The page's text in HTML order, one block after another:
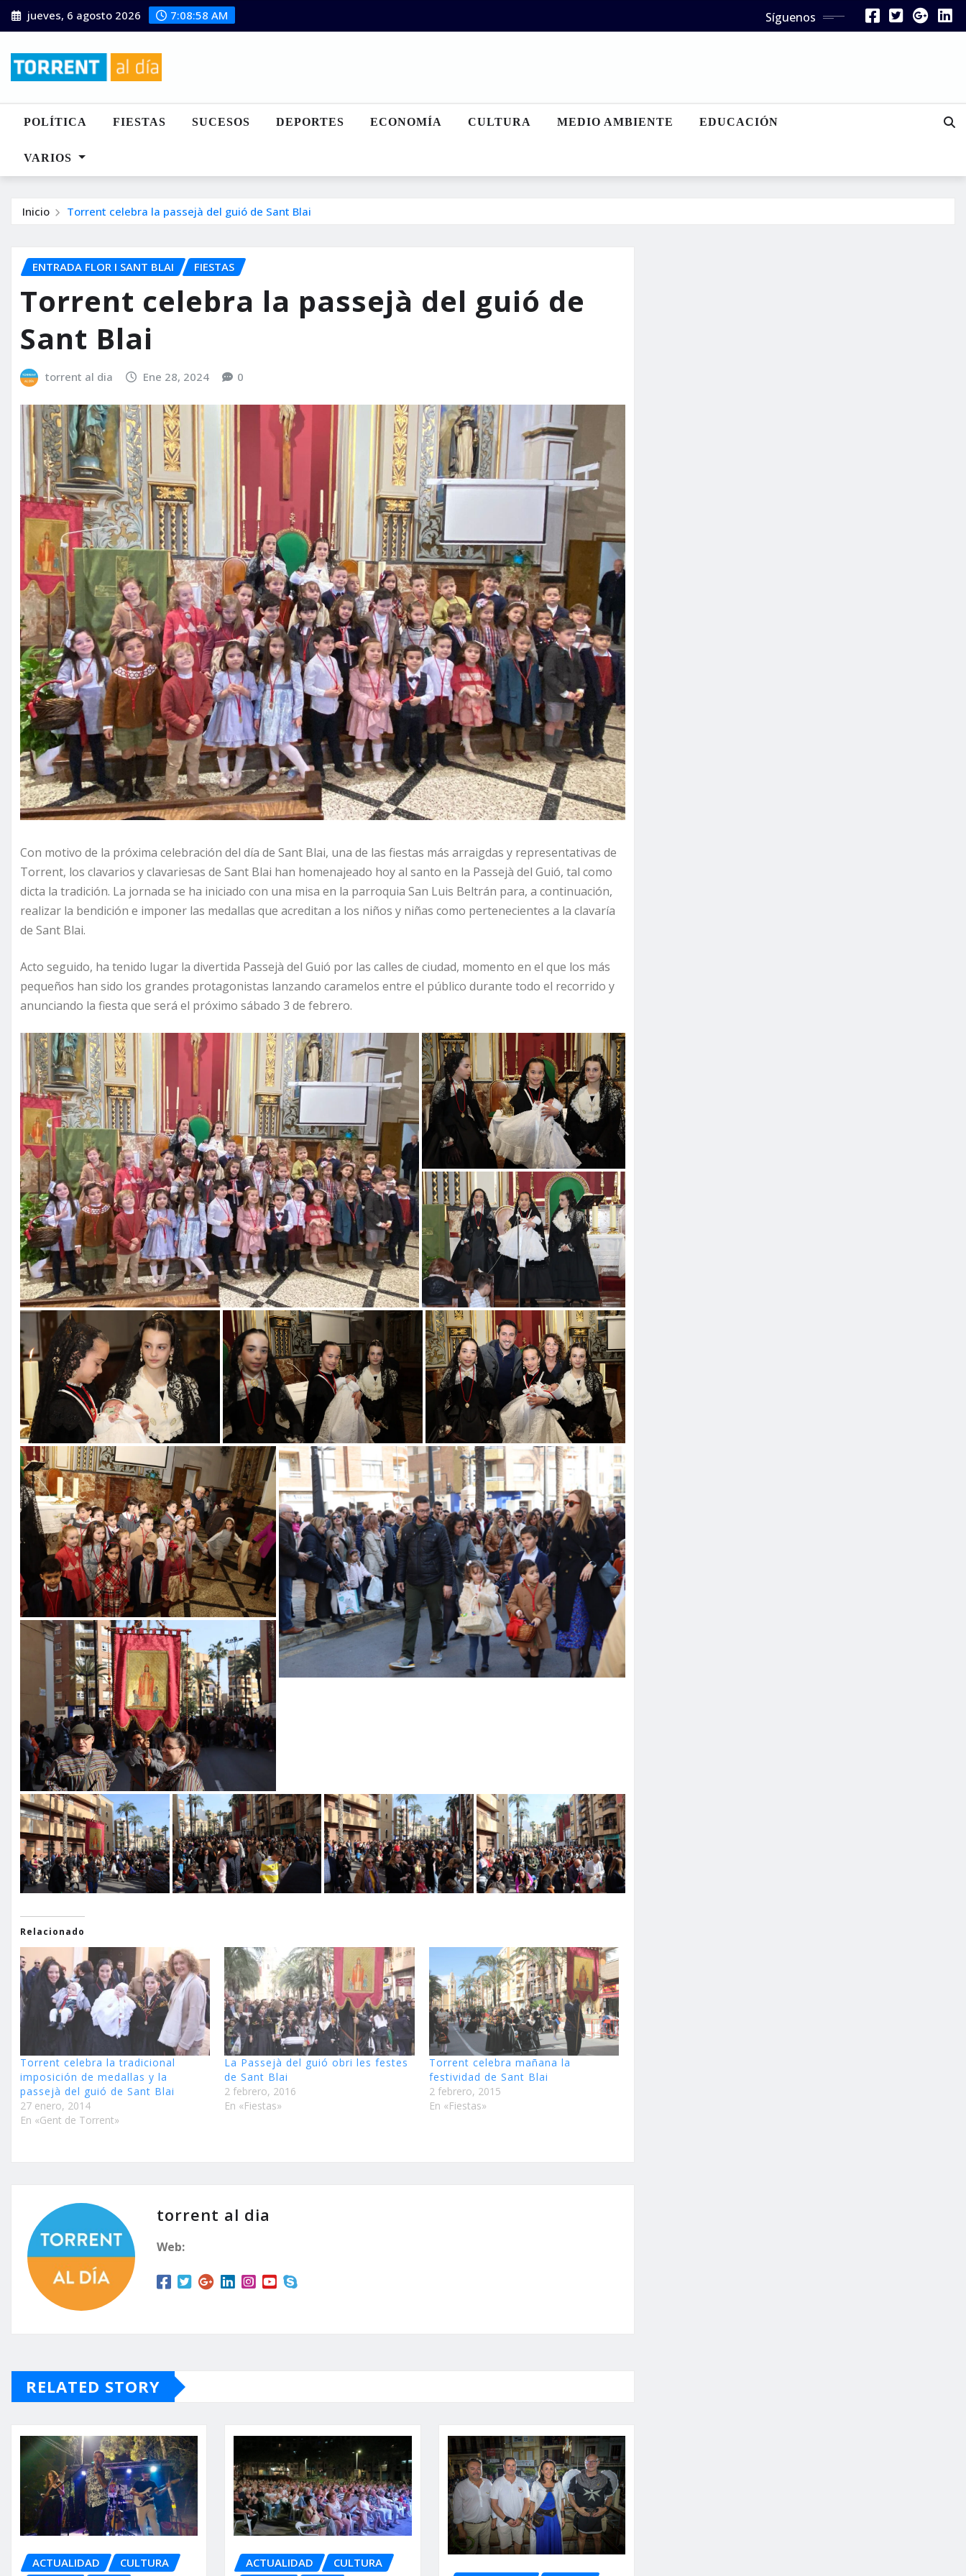
Saltar
al
jueves, 6 agosto 2026 7:08:59 AM Síguenos
POLÍTICA FIESTAS SUCESOS DEPORTES ECONOMÍA CULTURA MEDIO AMBIENTE EDUCACIÓN
VARIOS
Inicio Torrent celebra la passejà del guió de Sant Blai
ENTRADA FLOR I SANT BLAI FIESTAS
Torrent celebra la passejà del guió de
Sant Blai
torrent al dia Ene 28, 2024 0
Con motivo de la próxima celebración del día de Sant Blai, una de las fiestas más arraigdas y representativas de
Torrent, los clavarios y clavariesas de Sant Blai han homenajeado hoy al santo en la Passejà del Guió, tal como
dicta la tradición. La jornada se ha iniciado con una misa en la parroquia San Luis Beltrán para, a continuación,
realizar la bendición e imponer las medallas que acreditan a los niños y niñas como pertenecientes a la clavaría
de Sant Blai.
Acto seguido, ha tenido lugar la divertida Passejà del Guió por las calles de ciudad, momento en el que los más
pequeños han sido los grandes protagonistas lanzando caramelos entre el público durante todo el recorrido y
anunciando la fiesta que será el próximo sábado 3 de febrero.
Relacionado
Torrent celebra la tradicional
imposición de medallas y la
passejà del guió de Sant Blai
27 enero, 2014
En «Gent de Torrent»
La Passejà del guió obri les festes
de Sant Blai
2 febrero, 2016
En «Fiestas»
Torrent celebra mañana la
festividad de Sant Blai
2 febrero, 2015
En «Fiestas»
torrent al dia
Web:
RELATED STORY
ACTUALIDAD CULTURA ACTUALIDAD
CULTURA